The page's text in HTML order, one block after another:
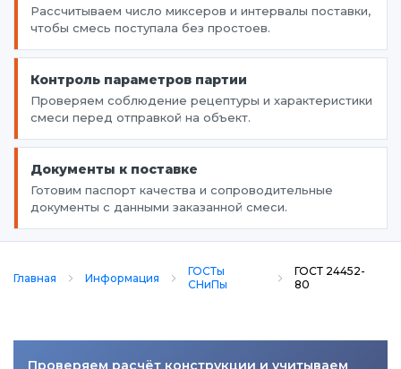
Рассчитываем число миксеров и интервалы поставки,
чтобы смесь поступала без простоев.
Контроль параметров партии
Проверяем соблюдение рецептуры и характеристики
смеси перед отправкой на объект.
Документы к поставке
Готовим паспорт качества и сопроводительные
документы с данными заказанной смеси.
Главная Информация
ГОСТы
СНиПы
ГОСТ 24452-
80
Проверяем расчёт конструкции и учитываем